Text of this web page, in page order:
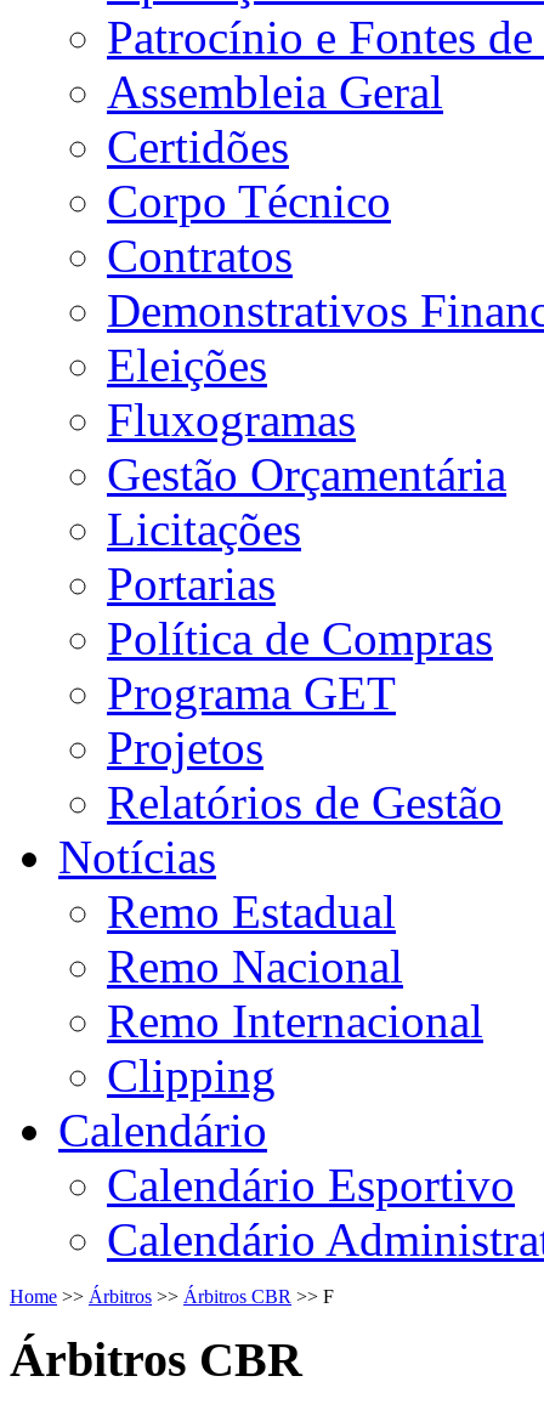
Patrocínio e Fontes de
Assembleia Geral
Certidões
Corpo Técnico
Contratos
Demonstrativos
Eleições
Fluxogramas
Gestão Orçamentária
Licitações
Portarias
Política de Compras
Programa GET
Projetos
Relatórios de Gestão
Notícias
Remo Estadual
Remo Nacional
Remo Internacional
Clipping
Calendário
Calendário Esportivo
Calendário
Home >> Árbitros >> Árbitros CBR >> F
Árbitros CBR